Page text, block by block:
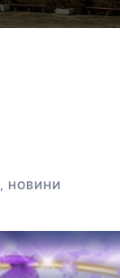
, НОВИНИ